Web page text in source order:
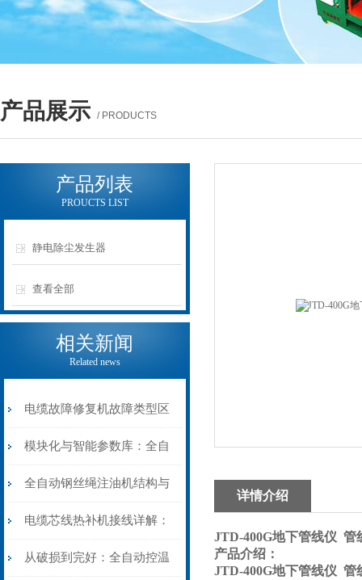
产品展示 / PRODUCTS
产品列表
PROUCTS LIST
静电除尘发生器
查看全部
相关新闻
Related news
电缆故障修复机故障类型区
分指南：从“绝缘电
阻”到“波形特征”的精准诊
断逻辑
模块化与智能参数库：全自
动电缆修复机的快速换型逻
辑
全自动钢丝绳注油机结构与
工作原理：揭秘高效润滑的
机械密码
电缆芯线热补机接线详解：
从入门到精通
从破损到完好：全自动控温
详情介绍
JTD-400G地下管线仪 管
产品介绍：
JTD-400G地下管线仪 管